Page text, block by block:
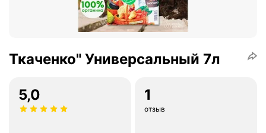
Ткаченко" Универсальный 7л
5,0 1
отзыв